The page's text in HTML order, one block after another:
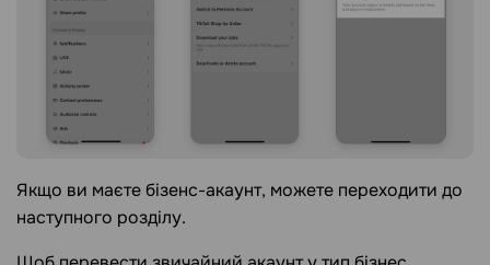
Якщо ви маєте бізенс-акаунт, можете переходити до
наступного розділу.